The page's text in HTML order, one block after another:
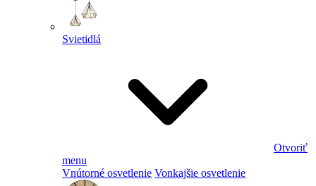
Svietidlá
Otvoriť
menu
Vnútorné osvetlenie Vonkajšie osvetlenie